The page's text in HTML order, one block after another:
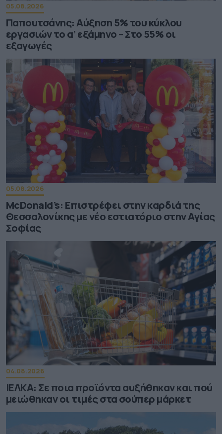
05.08.2026
Παπουτσάνης: Αύξηση 5% του κύκλου
εργασιών το α’ εξάμηνο – Στο 55% οι
εξαγωγές
05.08.2026
McDonald’s: Επιστρέφει στην καρδιά της
Θεσσαλονίκης με νέο εστιατόριο στην Αγίας
Σοφίας
04.08.2026
ΙΕΛΚΑ: Σε ποια προϊόντα αυξήθηκαν και πού
μειώθηκαν οι τιμές στα σούπερ μάρκετ